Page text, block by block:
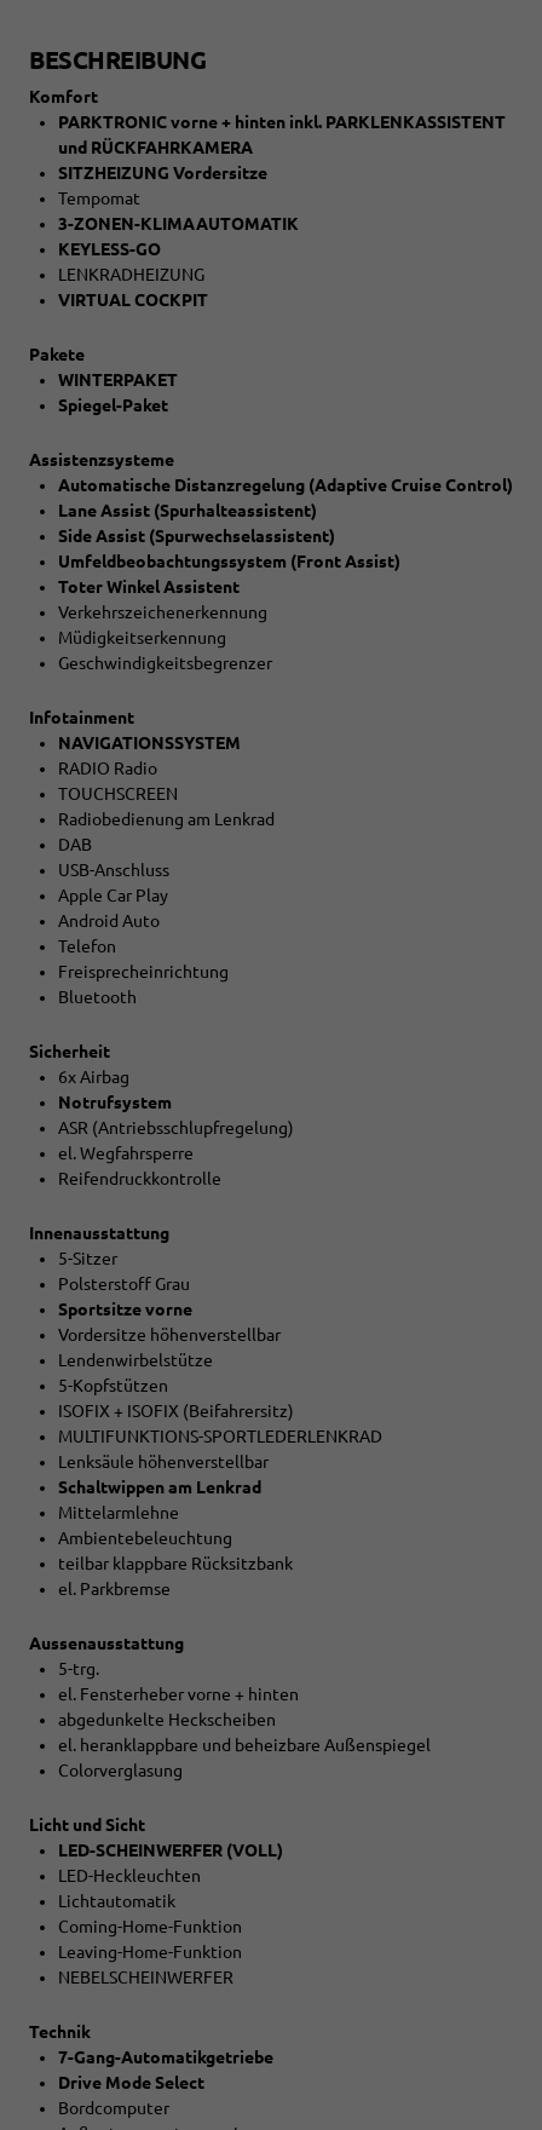
BESCHREIBUNG
Komfort
PARKTRONIC vorne + hinten inkl. PARKLENKASSISTENT
und RÜCKFAHRKAMERA
SITZHEIZUNG Vordersitze
Tempomat
3-ZONEN-KLIMAAUTOMATIK
KEYLESS-GO
LENKRADHEIZUNG
VIRTUAL COCKPIT
Pakete
WINTERPAKET
Spiegel-Paket
Assistenzsysteme
Automatische Distanzregelung (Adaptive Cruise Control)
Lane Assist (Spurhalteassistent)
Side Assist (Spurwechselassistent)
Umfeldbeobachtungssystem (Front Assist)
Toter Winkel Assistent
Verkehrszeichenerkennung
Müdigkeitserkennung
Geschwindigkeitsbegrenzer
Infotainment
NAVIGATIONSSYSTEM
RADIO Radio
TOUCHSCREEN
Radiobedienung am Lenkrad
DAB
USB-Anschluss
Apple Car Play
Android Auto
Telefon
Freisprecheinrichtung
Bluetooth
Sicherheit
6x Airbag
Notrufsystem
ASR (Antriebsschlupfregelung)
el. Wegfahrsperre
Reifendruckkontrolle
Innenausstattung
5-Sitzer
Polsterstoff Grau
Sportsitze vorne
Vordersitze höhenverstellbar
Lendenwirbelstütze
5-Kopfstützen
ISOFIX + ISOFIX (Beifahrersitz)
MULTIFUNKTIONS-SPORTLEDERLENKRAD
Lenksäule höhenverstellbar
Schaltwippen am Lenkrad
Mittelarmlehne
Ambientebeleuchtung
teilbar klappbare Rücksitzbank
el. Parkbremse
Aussenausstattung
5-trg.
el. Fensterheber vorne + hinten
abgedunkelte Heckscheiben
el. heranklappbare und beheizbare Außenspiegel
Colorverglasung
Licht und Sicht
LED-SCHEINWERFER (VOLL)
LED-Heckleuchten
Lichtautomatik
Coming-Home-Funktion
Leaving-Home-Funktion
NEBELSCHEINWERFER
Technik
7-Gang-Automatikgetriebe
Drive Mode Select
Bordcomputer